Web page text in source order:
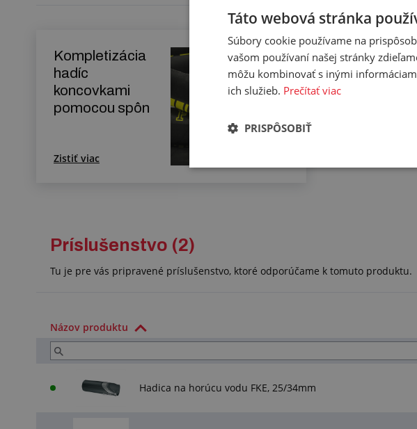
Kompletizácia
hadíc
koncovkami
pomocou spôn
Zistiť viac
Príslušenstvo (2)
Tu je pre vás pripravené príslušenstvo, ktoré odporúčame k tomuto produktu.
Názov produktu
Hadica na horúcu vodu FKE, 25/34mm
Táto webová stránka
Súbory cookie používame na
vašom používaní našej stránky
môžu kombinovať s inými
ich služieb. Prečítať viac
PRISPÔSOBIŤ